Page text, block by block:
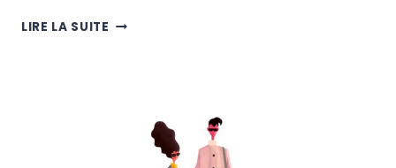
LIRE LA SUITE [EBOOK]
OPTIMISER